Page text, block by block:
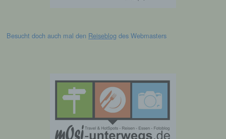
Besucht doch auch mal den Reiseblog des Webmasters
Pseudonymisierung ist die Verarbeitung
betroffenen Person zugeordnet werden
können, sofern diese zusätzlichen
Informationen gesondert aufbewahrt werden
und technischen und organisatorischen
Maßnahmen unterliegen, die gewährleisten,
dass die personenbezogenen Daten nicht
einer identifizierten oder identifizierbaren